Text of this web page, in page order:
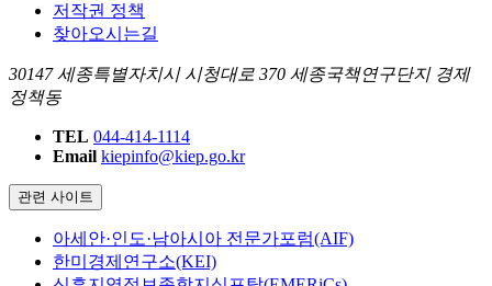
저작권 정책
찾아오시는길
30147 세종특별자치시 시청대로 370 세종국책연구단지 경제
정책동
TEL 044-414-1114
Email kiepinfo@kiep.go.kr
관련 사이트
아세안·인도·남아시아 전문가포럼(AIF)
한미경제연구소(KEI)